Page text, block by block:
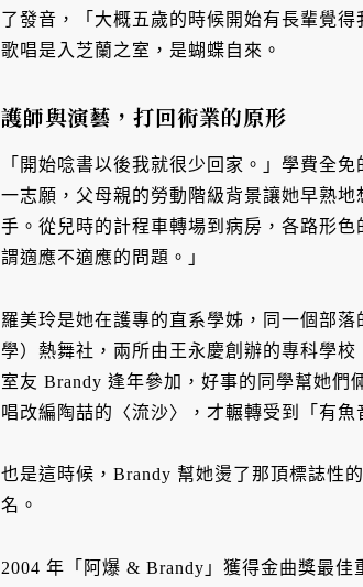
了發音，「大概五歲的時候開始有長輩覺
歌唱是入芝蘭之室，是蝴蝶自來。
護師與演藝，打回術業的原形
「開始唸書以後我就很少回家。」學費全
一志願，父母親的勞動階級背景讓她早熟
手。從兒時的計程車轉場到病房，各路形
謂適應不適應的問題。」
羅美玲是她在護專的直系學姊，同一個部
學）熱舞社，兩所由王永慶創辦的專科學
室友 Brandy 逢年參加，好事的同學幫她們
唱改編陶喆的〈流沙〉，才輾轉受到「有
也是這時候，Brandy 幫她燙了那頂標誌性
名。
2004 年「阿爆 & Brandy」獲得金曲獎最